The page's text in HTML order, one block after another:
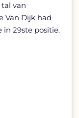
van
Van Dijk had
in 29ste positie.